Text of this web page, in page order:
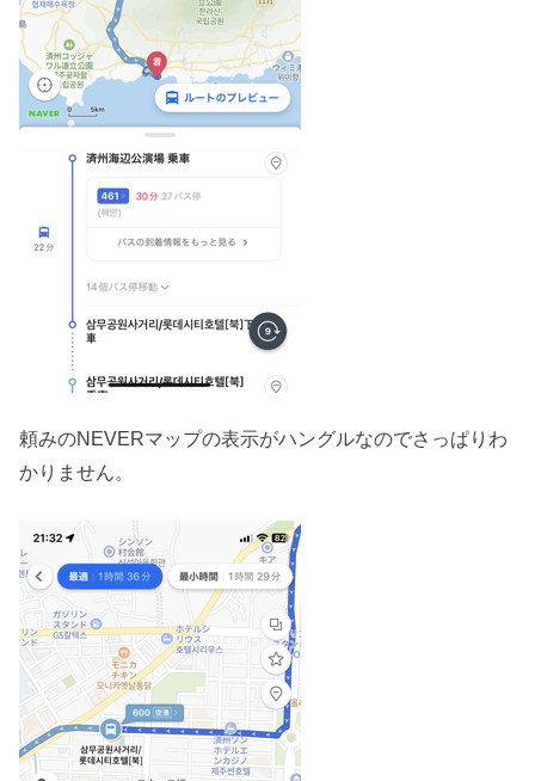
頼みのNEVERマップの表示がハングルなのでさっぱりわ
かりません。